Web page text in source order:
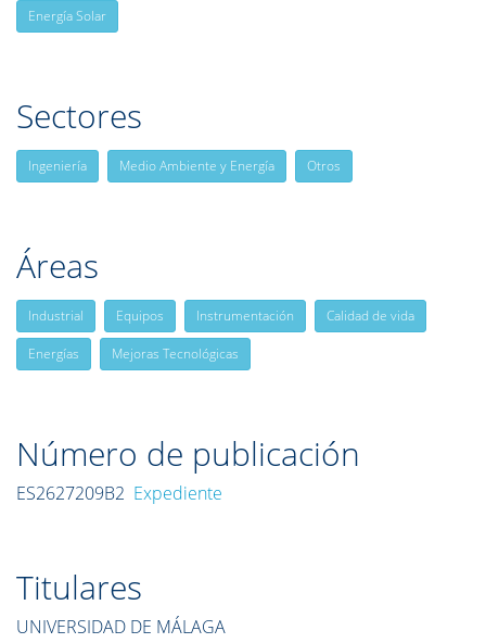
Energía Solar
Sectores
Ingeniería Medio Ambiente y Energía Otros
Áreas
Industrial Equipos Instrumentación Calidad de vida
Energías Mejoras Tecnológicas
Número de publicación
ES2627209B2 Expediente
Titulares
UNIVERSIDAD DE MÁLAGA